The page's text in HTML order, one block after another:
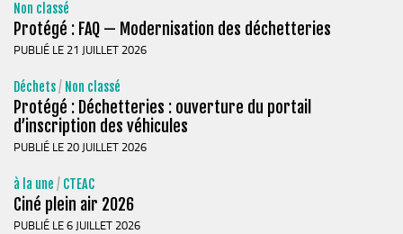
Projet Alimentaire Territorial
Urbanisme ADS (Autorisation des droits du sol)
Plan Local d’Urbanisme
Bornes pour Véhicules Electriques
Mobilité
Non classé
Protégé : FAQ — Modernisation des déchetteries
PUBLIÉ LE 21 JUILLET 2026
Déchets/ Non classé
Protégé : Déchetteries : ouverture du portail
d’inscription des véhicules
PUBLIÉ LE 20 JUILLET 2026
à la une / CTEAC
Ciné plein air 2026
PUBLIÉ LE 6 JUILLET 2026